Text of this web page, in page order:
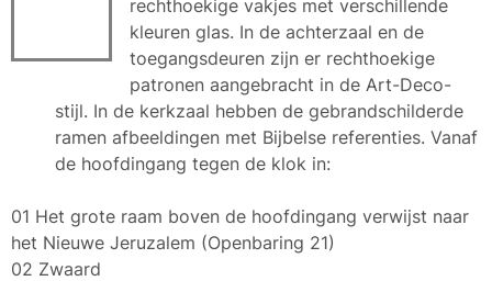
rechthoekige vakjes met verschillende
kleuren glas. In de achterzaal en de
toegangsdeuren zijn er rechthoekige
patronen aangebracht in de Art-Deco-
stijl. In de kerkzaal hebben de gebrandschilderde
ramen afbeeldingen met Bijbelse referenties. Vanaf
de hoofdingang tegen de klok in:
01 Het grote raam boven de hoofdingang verwijst naar
het Nieuwe Jeruzalem (Openbaring 21)
02 Zwaard